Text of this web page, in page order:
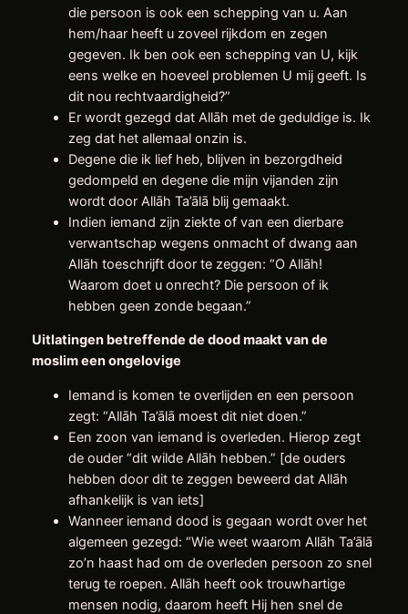
die persoon is ook een schepping van u. Aan
hem/haar heeft u zoveel rijkdom en zegen
gegeven. Ik ben ook een schepping van U, kijk
eens welke en hoeveel problemen U mij geeft. Is
dit nou rechtvaardigheid?”
Er wordt gezegd dat Allāh met de geduldige is. Ik
zeg dat het allemaal onzin is.
Degene die ik lief heb, blijven in bezorgdheid
gedompeld en degene die mijn vijanden zijn
wordt door Allāh Ta’ālā blij gemaakt.
Indien iemand zijn ziekte of van een dierbare
verwantschap wegens onmacht of dwang aan
Allāh toeschrijft door te zeggen: “O Allāh!
Waarom doet u onrecht? Die persoon of ik
hebben geen zonde begaan.”
Uitlatingen betreffende de dood maakt van de
moslim een ongelovige
Iemand is komen te overlijden en een persoon
zegt: “Allāh Ta’ālā moest dit niet doen.”
Een zoon van iemand is overleden. Hierop zegt
de ouder “dit wilde Allāh hebben.” [de ouders
hebben door dit te zeggen beweerd dat Allāh
afhankelijk is van iets]
Wanneer iemand dood is gegaan wordt over het
algemeen gezegd: “Wie weet waarom Allāh Ta’ālā
zo’n haast had om de overleden persoon zo snel
terug te roepen. Allāh heeft ook trouwhartige
mensen nodig, daarom heeft Hij hen snel de